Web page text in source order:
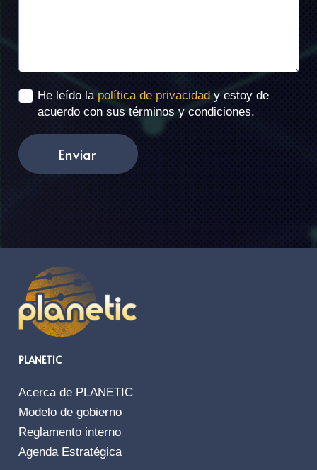
He leído lapolítica de privacidad y estoy de
acuerdo con sus términos y condiciones.
Enviar
PLANETIC
Acerca de PLANETIC
Modelo de gobierno
Reglamento interno
Agenda Estratégica